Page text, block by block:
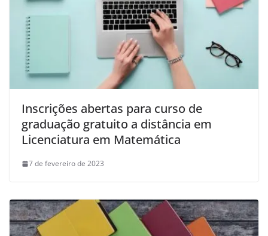
Inscrições abertas para curso de
graduação gratuito a distância em
Licenciatura em Matemática
7 de fevereiro de 2023